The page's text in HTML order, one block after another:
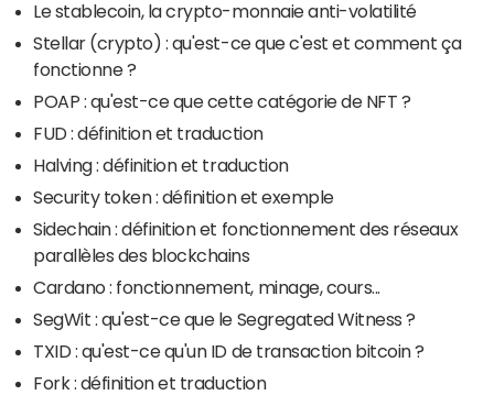
Le stablecoin, la crypto-monnaie anti-volatilité
Stellar (crypto) : qu'est-ce que c'est et comment ça
fonctionne ?
POAP : qu'est-ce que cette catégorie de NFT ?
FUD : définition et traduction
Halving : définition et traduction
Security token : définition et exemple
Sidechain : définition et fonctionnement des réseaux
parallèles des blockchains
Cardano : fonctionnement, minage, cours...
SegWit : qu'est-ce que le Segregated Witness ?
TXID : qu'est-ce qu'un ID de transaction bitcoin ?
Fork : définition et traduction